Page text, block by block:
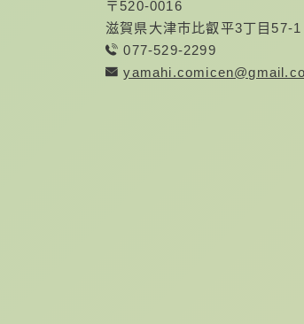
〒520-0016
滋賀県大津市比叡平3丁目57-1
077-529-2299